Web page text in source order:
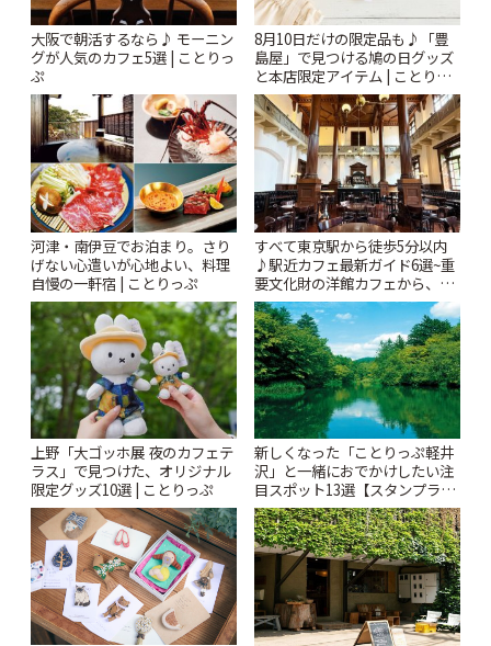
大阪で朝活するなら♪ モーニン
グが人気のカフェ5選 | ことりっ
ぷ
8月10日だけの限定品も♪「豊
島屋」で見つける鳩の日グッズ
と本店限定アイテム | ことりっ
ぷ
河津・南伊豆でお泊まり。さり
げない心遣いが心地よい、料理
自慢の一軒宿 | ことりっぷ
すべて東京駅から徒歩5分以内
♪駅近カフェ最新ガイド6選~重
要文化財の洋館カフェから、改
札すぐのレトロ喫茶まで~ | こと
りっぷ
上野「大ゴッホ展 夜のカフェテ
ラス」で見つけた、オリジナル
限定グッズ10選 | ことりっぷ
新しくなった「ことりっぷ軽井
沢」と一緒におでかけしたい注
目スポット13選【スタンプラリ
ー開催中】 | ことりっぷ